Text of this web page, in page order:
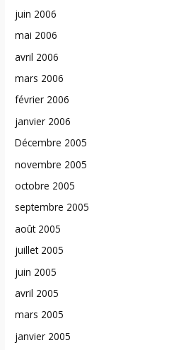
juin 2006
mai 2006
avril 2006
mars 2006
février 2006
janvier 2006
Décembre 2005
novembre 2005
octobre 2005
septembre 2005
août 2005
juillet 2005
juin 2005
avril 2005
mars 2005
janvier 2005